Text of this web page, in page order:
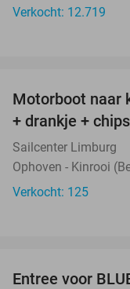
Verkocht: 12.719
Motorboot naar
+ drankje + chips
Sailcenter Limburg
Ophoven - Kinrooi
Verkocht: 125
Entree voor